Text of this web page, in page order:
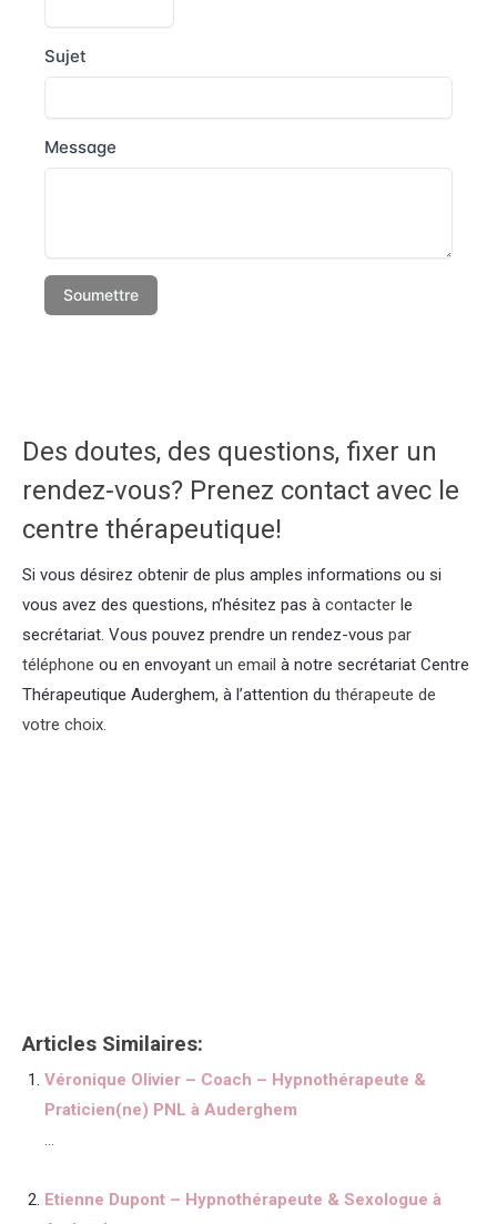
Des doutes, des questions, fixer un
rendez-vous? Prenez contact avec le
centre thérapeutique!
Si vous désirez obtenir de plus amples informations ou si
vous avez des questions, n’hésitez pas à contacter le
secrétariat. Vous pouvez prendre un rendez-vous par
téléphone ou en envoyant un email à notre secrétariat Centre
Thérapeutique Auderghem, à l’attention du thérapeute de
votre choix.
Articles Similaires:
Véronique Olivier – Coach – Hypnothérapeute &
Praticien(ne) PNL à Auderghem
Etienne Dupont – Hypnothérapeute & Sexologue à